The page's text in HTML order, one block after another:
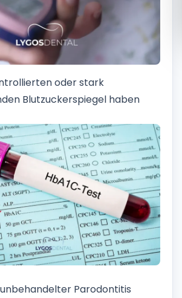
oder stark
Blutzuckerspiegel haben
Parodontitis